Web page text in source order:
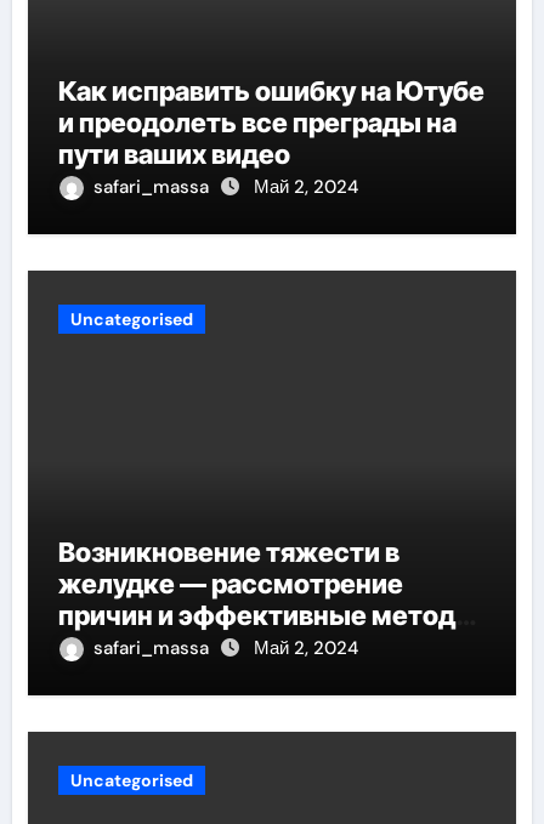
Как исправить ошибку на Ютубе
и преодолеть все преграды на
пути ваших видео
safari_massa Май 2, 2024
Uncategorised
Возникновение тяжести в
желудке — рассмотрение
причин и эффективные методы
снятия дискомфорта
safari_massa Май 2, 2024
Uncategorised